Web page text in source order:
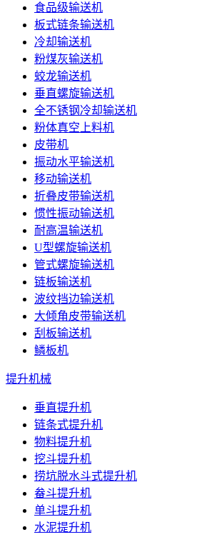
食品级输送机
板式链条输送机
冷却输送机
粉煤灰输送机
蛟龙输送机
垂直螺旋输送机
全不锈钢冷却输送机
粉体真空上料机
皮带机
振动水平输送机
移动输送机
折叠皮带输送机
惯性振动输送机
耐高温输送机
U型螺旋输送机
管式螺旋输送机
链板输送机
波纹挡边输送机
大倾角皮带输送机
刮板输送机
鳞板机
提升机械
垂直提升机
链条式提升机
物料提升机
挖斗提升机
捞坑脱水斗式提升机
畚斗提升机
单斗提升机
水泥提升机